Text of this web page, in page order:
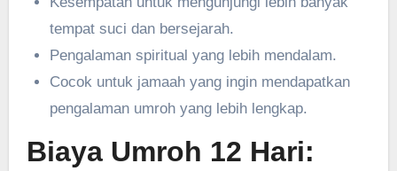
tempat suci dan bersejarah.
Pengalaman spiritual yang lebih mendalam.
Cocok untuk jamaah yang ingin mendapatkan
pengalaman umroh yang lebih lengkap.
Biaya Umroh 12 Hari: